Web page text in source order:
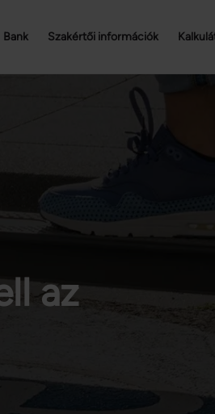
Bank Szakértői információk
az